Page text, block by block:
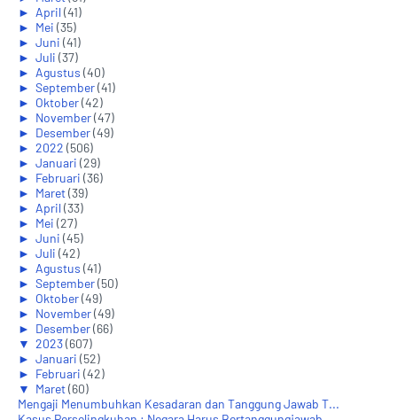
► April(41)
► Mei (35)
► Juni (41)
► Juli (37)
► Agustus (40)
► September(41)
► Oktober(42)
► November(47)
► Desember(49)
► 2022 (506)
► Januari (29)
► Februari (36)
► Maret(39)
► April(33)
► Mei (27)
► Juni (45)
► Juli (42)
► Agustus (41)
► September(50)
► Oktober(49)
► November(49)
► Desember(66)
▼ 2023(607)
► Januari (52)
► Februari (42)
▼ Maret(60)
Mengaji Menumbuhkan Kesadaran dan Tanggung Jawab T...